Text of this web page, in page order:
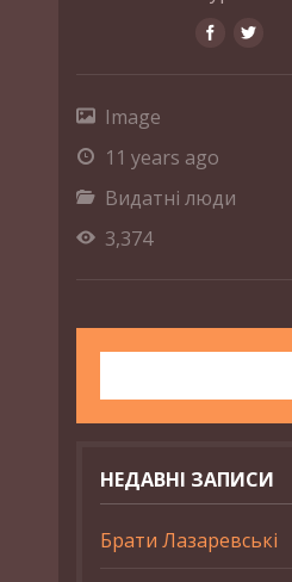
Image
11 years ago
Видатні люди
3,374
НЕДАВНІ ЗАПИСИ
Брати Лазаревські